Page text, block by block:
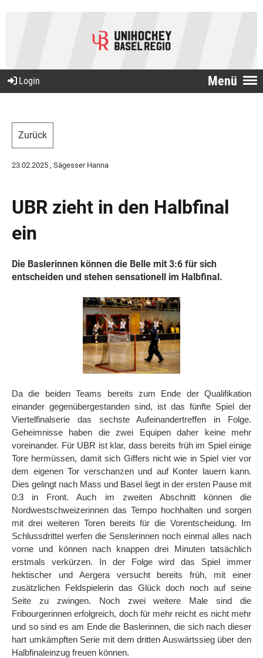
Menü
Login
Zurück
23.02.2025 , Sägesser Hanna
UBR zieht in den Halbfinal
ein
Die Baslerinnen können die Belle mit 3:6 für sich
entscheiden und stehen sensationell im Halbfinal.
Da die beiden Teams bereits zum Ende der Qualifikation
einander gegenübergestanden sind, ist das fünfte Spiel der
Viertelfinalserie das sechste Aufeinandertreffen in Folge.
Geheimnisse haben die zwei Equipen daher keine mehr
voreinander. Für UBR ist klar, dass bereits früh im Spiel einige
Tore hermüssen, damit sich Giffers nicht wie in Spiel vier vor
dem eigenen Tor verschanzen und auf Konter lauern kann.
Dies gelingt nach Mass und Basel liegt in der ersten Pause mit
0:3 in Front. Auch im zweiten Abschnitt können die
Nordwestschweizerinnen das Tempo hochhalten und sorgen
mit drei weiteren Toren bereits für die Vorentscheidung. Im
Schlussdrittel werfen die Senslerinnen noch einmal alles nach
vorne und können nach knappen drei Minuten tatsächlich
erstmals verkürzen. In der Folge wird das Spiel immer
hektischer und Aergera versucht bereits früh, mit einer
zusätzlichen Feldspielerin das Glück doch noch auf seine
Seite zu zwingen. Noch zwei weitere Male sind die
Fribourgerinnen erfolgreich, doch für mehr reicht es nicht mehr
und so sind es am Ende die Baslerinnen, die sich nach dieser
hart umkämpften Serie mit dem dritten Auswärtssieg über den
Halbfinaleinzug freuen können.